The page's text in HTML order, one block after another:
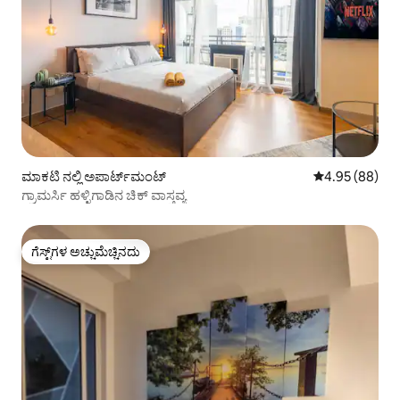
ಮಾಕಟಿ ನಲ್ಲಿ ಅಪಾರ್ಟ್‌ಮಂಟ್ 5 ರಲ್ಲಿ 4.95
4.95 (88)
ಗ್ರಾಮರ್ಸಿ ಹಳ್ಳಿಗಾಡಿನ ಚಿಕ್ ವಾಸ್ತವ್ಯ
ಗೆಸ್ಟ್‌ಗಳ ಅಚ್ಚುಮೆಚ್ಚಿನದು
ಗೆಸ್ಟ್‌ಗಳ ಅಚ್ಚುಮೆಚ್ಚಿನದು